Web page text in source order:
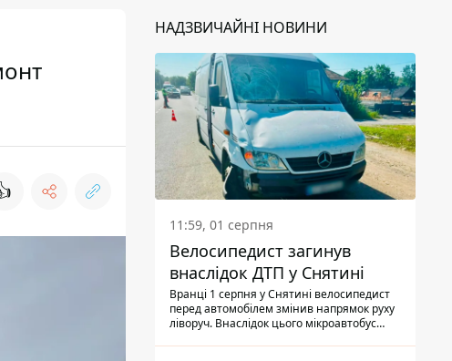
НАДЗВИЧАЙНІ НОВИНИ
11:59, 01 серпня
Велосипедист загинув
внаслідок ДТП у Снятині
Вранці 1 серпня у Снятині велосипедист
перед автомобілем змінив напрямок руху
ліворуч. Внаслідок цього мікроавтобус